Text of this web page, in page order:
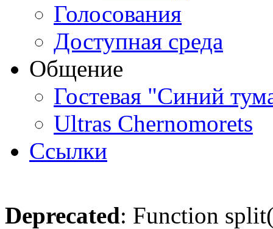
Голосования
Доступная среда
Общение
Гостевая "Синий
Ultras Chernomorets
Ссылки
Deprecated: Function